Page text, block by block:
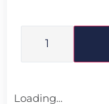
Loading...